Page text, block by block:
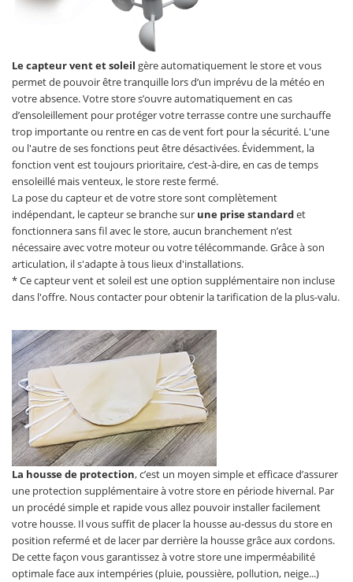
Le capteur vent et soleil gère automatiquement le store et vous
permet de pouvoir être tranquille lors d’un imprévu de la météo en
votre absence. Votre store s’ouvre automatiquement en cas
d’ensoleillement pour protéger votre terrasse contre une surchauffe
trop importante ou rentre en cas de vent fort pour la sécurité. L'une
ou l'autre de ses fonctions peut être désactivées. Évidemment, la
fonction vent est toujours prioritaire, c’est-à-dire, en cas de temps
ensoleillé mais venteux, le store reste fermé.
La pose du capteur et de votre store sont complètement
indépendant, le capteur se branche sur une prise standardet
fonctionnera sans fil avec le store, aucun branchement n’est
nécessaire avec votre moteur ou votre télécommande. Grâce à son
articulation, il s'adapte à tous lieux d'installations.
* Ce capteur vent et soleil est une option supplémentaire non incluse
dans l'offre. Nous contacter pour obtenir la tarification de la plus-valu.
La housse de protection, c’est un moyen simple et efficace d’assurer
une protection supplémentaire à votre store en période hivernal. Par
un procédé simple et rapide vous allez pouvoir installer facilement
votre housse. Il vous suffit de placer la housse au-dessus du store en
position refermé et de lacer par derrière la housse grâce aux cordons.
De cette façon vous garantissez à votre store une imperméabilité
optimale face aux intempéries (pluie, poussière, pollution, neige...)